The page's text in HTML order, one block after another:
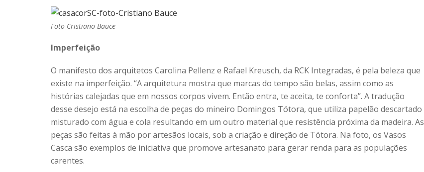
Foto Cristiano Bauce
Imperfeição
O manifesto dos arquitetos Carolina Pellenz e Rafael Kreusch, da RCK Integradas, é pela beleza que
existe na imperfeição. “A arquitetura mostra que marcas do tempo são belas, assim como as
histórias calejadas que em nossos corpos vivem. Então entra, te aceita, te conforta”. A tradução
desse desejo está na escolha de peças do mineiro Domingos Tótora, que utiliza papelão descartado
misturado com água e cola resultando em um outro material que resistência próxima da madeira. As
peças são feitas à mão por artesãos locais, sob a criação e direção de Tótora. Na foto, os Vasos
Casca são exemplos de iniciativa que promove artesanato para gerar renda para as populações
carentes.